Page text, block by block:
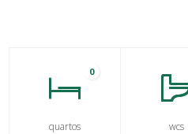
0
quartos wcs